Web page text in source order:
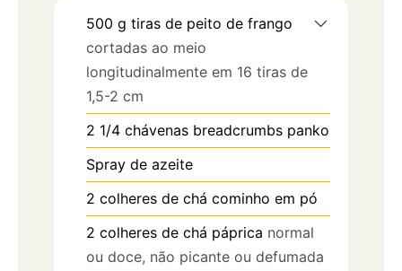
500 g tiras de peito de frango
cortadas ao meio
longitudinalmente em 16 tiras de
1,5-2 cm
2 1/4 chávenas breadcrumbs panko
Spray de azeite
2 colheres de chá cominho em pó
2 colheres de chá páprica normal
ou doce, não picante ou defumada